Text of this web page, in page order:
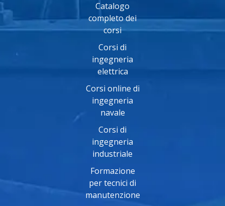
Catalogo
completo dei
corsi
Corsi di
ingegneria
elettrica
Corsi online di
ingegneria
navale
Corsi di
ingegneria
industriale
Formazione
per tecnici di
manutenzione